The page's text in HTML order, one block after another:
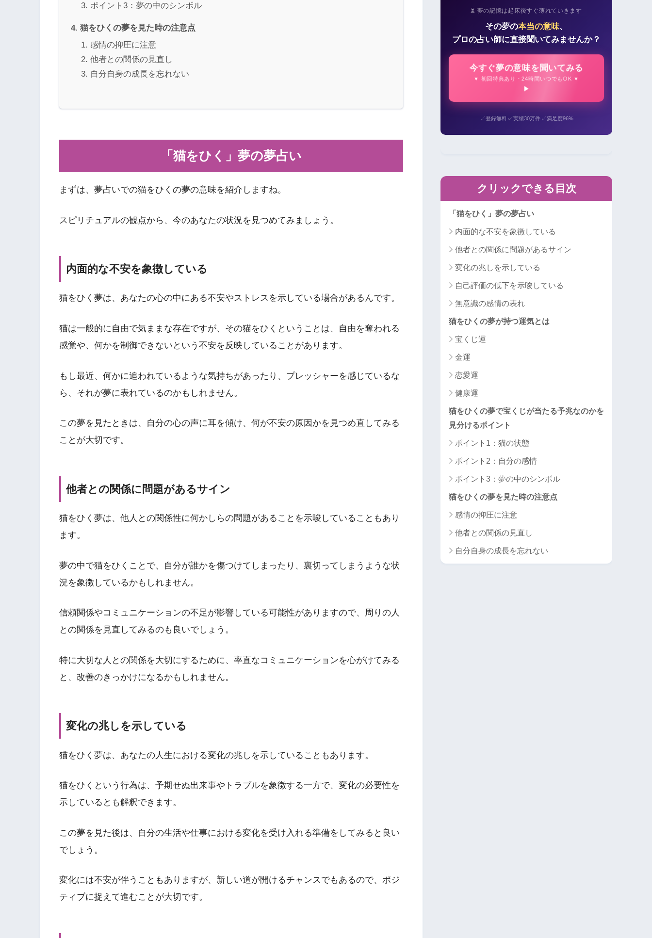
ポイント3：夢の中のシンボル
猫をひくの夢を見た時の注意点
感情の抑圧に注意
他者との関係の見直し
自分自身の成長を忘れない
「猫をひく」夢の夢占い
まずは、夢占いでの猫をひくの夢の意味を紹介しますね。
スピリチュアルの観点から、今のあなたの状況を見つめてみましょう。
内面的な不安を象徴している
猫をひく夢は、あなたの心の中にある不安やストレスを示している場合があるんです。
猫は一般的に自由で気ままな存在ですが、その猫をひくということは、自由を奪われる
感覚や、何かを制御できないという不安を反映していることがあります。
もし最近、何かに追われているような気持ちがあったり、プレッシャーを感じているな
ら、それが夢に表れているのかもしれません。
この夢を見たときは、自分の心の声に耳を傾け、何が不安の原因かを見つめ直してみる
ことが大切です。
他者との関係に問題があるサイン
猫をひく夢は、他人との関係性に何かしらの問題があることを示唆していることもあり
ます。
夢の中で猫をひくことで、自分が誰かを傷つけてしまったり、裏切ってしまうような状
況を象徴しているかもしれません。
信頼関係やコミュニケーションの不足が影響している可能性がありますので、周りの人
との関係を見直してみるのも良いでしょう。
特に大切な人との関係を大切にするために、率直なコミュニケーションを心がけてみる
と、改善のきっかけになるかもしれません。
変化の兆しを示している
猫をひく夢は、あなたの人生における変化の兆しを示していることもあります。
猫をひくという行為は、予期せぬ出来事やトラブルを象徴する一方で、変化の必要性を
示しているとも解釈できます。
この夢を見た後は、自分の生活や仕事における変化を受け入れる準備をしてみると良い
でしょう。
変化には不安が伴うこともありますが、新しい道が開けるチャンスでもあるので、ポジ
ティブに捉えて進むことが大切です。
⏳ 夢の記憶は起床後すぐ薄れていきます
その夢の本当の意味、
プロの占い師に直接聞いてみませんか？
今すぐ夢の意味を聞いてみる
▼ 初回特典あり・24時間いつでもOK ▼
✓登録無料 ✓実績30万件 ✓満足度96%
クリックできる目次
「猫をひく」夢の夢占い
内面的な不安を象徴している
他者との関係に問題があるサイン
変化の兆しを示している
自己評価の低下を示唆している
無意識の感情の表れ
猫をひくの夢が持つ運気とは
宝くじ運
金運
恋愛運
健康運
猫をひくの夢で宝くじが当たる予兆なのかを
見分けるポイント
ポイント1：猫の状態
ポイント2：自分の感情
ポイント3：夢の中のシンボル
猫をひくの夢を見た時の注意点
感情の抑圧に注意
他者との関係の見直し
自分自身の成長を忘れない